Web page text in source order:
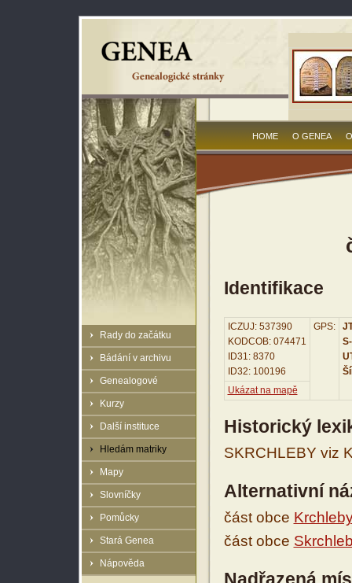
Rady do začátku
Bádání v archivu
Genealogové
Kurzy
Další instituce
Hledám matriky
Mapy
Slovníčky
Pomůcky
Stará Genea
Nápověda
HOME O GENEA
Identifikace
ICZUJ: 537390
KODCOB: 074471
ID31: 8370
ID32: 100196
GPS:
Ukázat na mapě
Historický
SKRCHLEBY viz
Alternativní
část obce
část obce